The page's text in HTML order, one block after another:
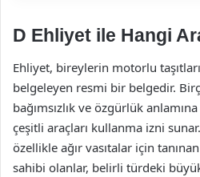
D Ehliyet ile Hangi
Ehliyet, bireylerin motorlu
belgeleyen resmi bir belgedir.
bağımsızlık ve özgürlük
çeşitli araçları kullanma izni
özellikle ağır vasıtalar için
sahibi olanlar, belirli türdeki